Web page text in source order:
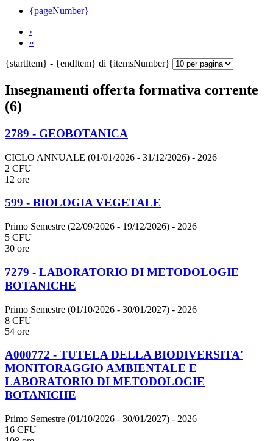
{pageNumber}
›
»
{startItem} - {endItem} di {itemsNumber}
Insegnamenti offerta formativa corrente
(6)
2789 - GEOBOTANICA
CICLO ANNUALE (01/01/2026 - 31/12/2026) - 2026
2 CFU
12 ore
599 - BIOLOGIA VEGETALE
Primo Semestre (22/09/2026 - 19/12/2026) - 2026
5 CFU
30 ore
7279 - LABORATORIO DI METODOLOGIE
BOTANICHE
Primo Semestre (01/10/2026 - 30/01/2027) - 2026
8 CFU
54 ore
A000772 - TUTELA DELLA BIODIVERSITA'
MONITORAGGIO AMBIENTALE E
LABORATORIO DI METODOLOGIE
BOTANICHE
Primo Semestre (01/10/2026 - 30/01/2027) - 2026
16 CFU